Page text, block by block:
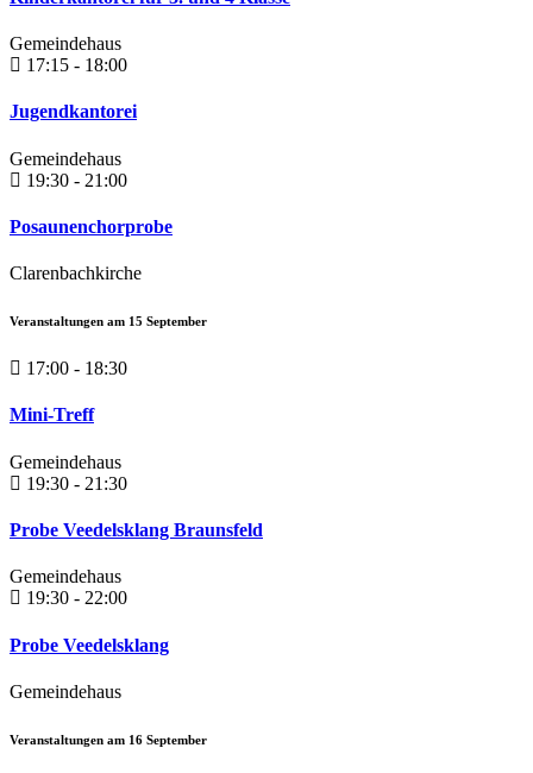
Gemeindehaus
17:15 - 18:00
Jugendkantorei
Gemeindehaus
19:30 - 21:00
Posaunenchorprobe
Clarenbachkirche
Veranstaltungen am 15 September
17:00 - 18:30
Mini-Treff
Gemeindehaus
19:30 - 21:30
Probe Veedelsklang Braunsfeld
Gemeindehaus
19:30 - 22:00
Probe Veedelsklang
Gemeindehaus
Veranstaltungen am 16 September